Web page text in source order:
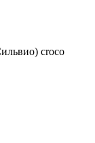
croco